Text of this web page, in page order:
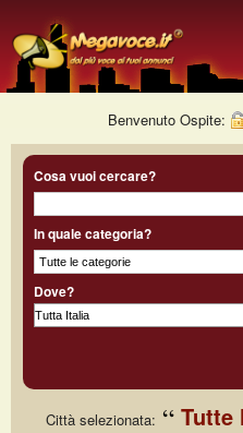
Benvenuto Ospite:
Cosa vuoi cercare?
In quale categoria?
Dove?
Città selezionata: Tutte